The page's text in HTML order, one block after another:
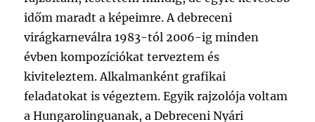
időm maradt a képeimre. A debreceni
virágkarneválra 1983-tól 2006-ig minden
évben kompozíciókat terveztem és
kiviteleztem. Alkalmanként grafikai
feladatokat is végeztem. Egyik rajzolója voltam
a Hungarolinguanak, a Debreceni Nyári